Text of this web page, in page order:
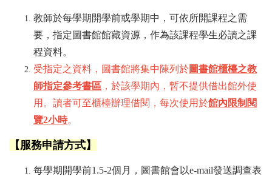
教師於每學期開學前或學期中，可依所開課程之需
要，指定圖書館館藏資源，作為該課程學生必讀之課
程資料。
受指定之資料，圖書館將集中陳列於圖書館櫃檯之教
師指定參考書區 ，於該學期內，暫不提供借出館外使
用。讀者可至櫃檯辦理借閱，每次使用於館內限制閱
覽2小時。
【服務申請方式】
每學期開學前1.5-2個月，圖書館會以e-mail發送調查表